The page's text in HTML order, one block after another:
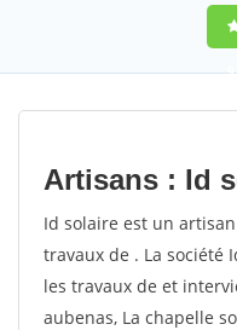
Artisans : Id
Id solaire est un
travaux de . La société
les travaux de et
aubenas, La chapelle